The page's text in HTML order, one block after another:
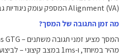
Alignment (VA) המספק עומק ניגודיות גבוה וזוויות צפייה רחבות.
מה זמן התגובה של המסך?
מהיר במיוחד, ו-1ms במצב קיצוני – לביצועים מיטביים בגיימינג.